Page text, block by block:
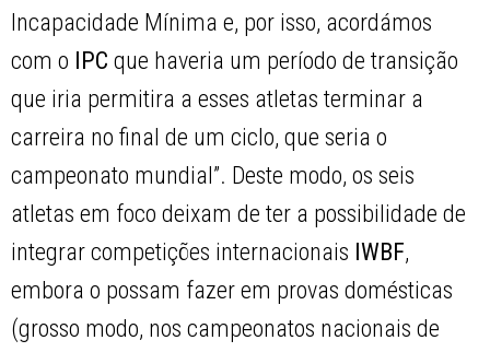
Incapacidade Mínima e, por isso, acordámos
com o
IPC que haveria um período de transição
que iria permitira a esses atletas terminar a
carreira no final de um ciclo, que seria o
campeonato mundial”. Deste modo, os seis
atletas em foco deixam de ter a possibilidade de
integrar competições internacionais IWBF,
embora o possam fazer em provas domésticas
(grosso modo, nos campeonatos nacionais de